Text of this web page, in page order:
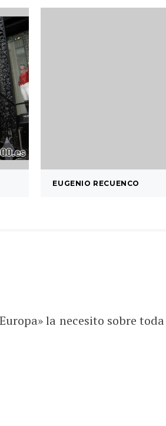
EUGENIO RECUENCO
la necesito sobre